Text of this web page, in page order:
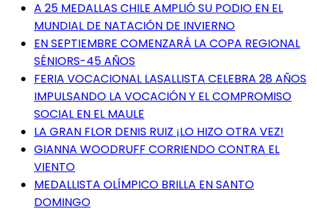
A 25 MEDALLAS CHILE AMPLIÓ SU PODIO EN EL
MUNDIAL DE NATACIÓN DE INVIERNO
EN SEPTIEMBRE COMENZARÁ LA COPA REGIONAL
SÉNIORS-45 AÑOS
FERIA VOCACIONAL LASALLISTA CELEBRA 28 AÑOS
IMPULSANDO LA VOCACIÓN Y EL COMPROMISO
SOCIAL EN EL MAULE
LA GRAN FLOR DENIS RUIZ ¡LO HIZO OTRA VEZ!
GIANNA WOODRUFF CORRIENDO CONTRA EL
VIENTO
MEDALLISTA OLÍMPICO BRILLA EN SANTO
DOMINGO